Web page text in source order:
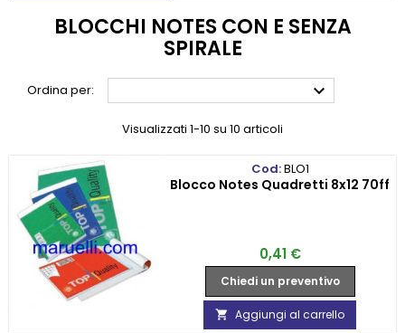
BLOCCHI NOTES CON E SENZA
SPIRALE
Ordina per: 
Visualizzati 1-10 su 10 articoli
Cod:BLO1
Blocco Notes Quadretti 8x12 70ff
Prezzo
0,41 €
Chiedi un preventivo
 Aggiungi al carrello